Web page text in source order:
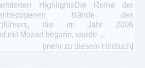
HighlightsDie Reihe der
Bände des
die im Jahr 2006
mit Mozart begann, wurde ...
[mehr zu diesem Hörbuch]